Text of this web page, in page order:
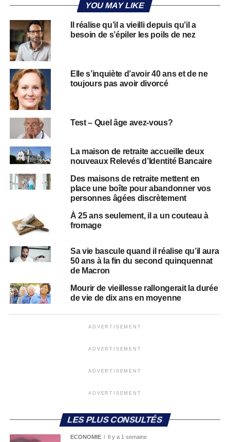
YOU MAY LIKE
Il réalise qu’il a vieilli depuis qu’il a
besoin de s’épiler les poils de nez
Elle s’inquiète d’avoir 40 ans et de ne
toujours pas avoir divorcé
Test – Quel âge avez-vous?
La maison de retraite accueille deux
nouveaux Relevés d’Identité Bancaire
Des maisons de retraite mettent en
place une boîte pour abandonner vos
personnes âgées discrètement
À 25 ans seulement, il a un couteau à
fromage
Sa vie bascule quand il réalise qu’il aura
50 ans à la fin du second quinquennat
de Macron
Mourir de vieillesse rallongerait la durée
de vie de dix ans en moyenne
ADVERTISEMENT
ADVERTISEMENT
ADVERTISEMENT
ADVERTISEMENT
LES PLUS CONSULTÉS
ECONOMIE Il y a 1 semaine